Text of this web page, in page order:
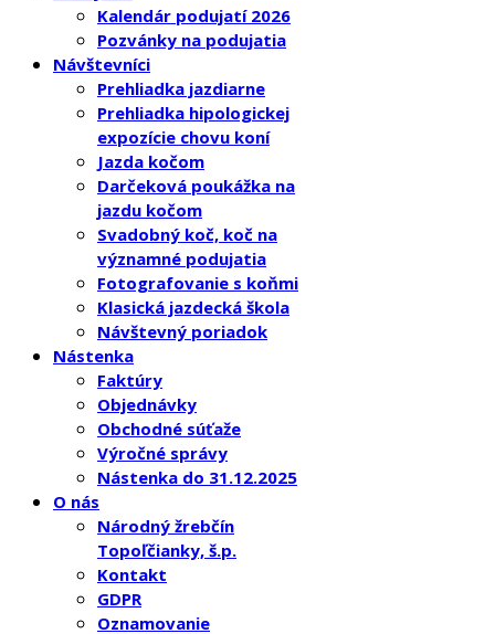
Kalendár podujatí 2026
Pozvánky na podujatia
Návštevníci
Prehliadka jazdiarne
Prehliadka hipologickej
expozície chovu koní
Jazda kočom
Darčeková poukážka na
jazdu kočom
Svadobný koč, koč na
významné podujatia
Fotografovanie s koňmi
Klasická jazdecká škola
Návštevný poriadok
Nástenka
Faktúry
Objednávky
Obchodné súťaže
Výročné správy
Nástenka do 31.12.2025
O nás
Národný žrebčín
Topoľčianky, š.p.
Kontakt
GDPR
Oznamovanie